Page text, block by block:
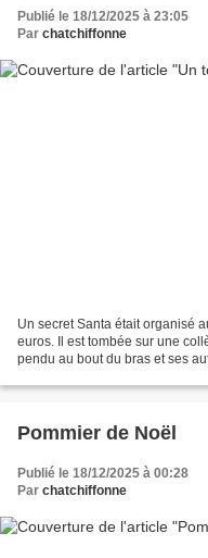
Publié le 18/12/2025 à 23:05
Par chatchiffonne
Un secret Santa était organisé
euros. Il est tombée sur une
pendu au bout du bras et ses
Pommier de Noël
Publié le 18/12/2025 à 00:28
Par chatchiffonne